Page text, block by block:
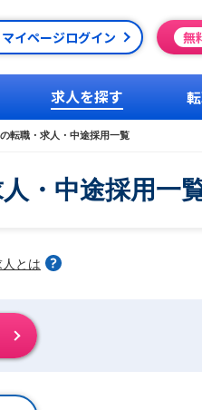
マイページログイン 無
求人を探す
転職・求人・中途採用一覧
・中途採用一
とは